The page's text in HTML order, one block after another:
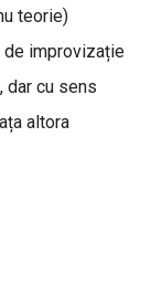
teorie)
de improvizație
dar cu sens
altora